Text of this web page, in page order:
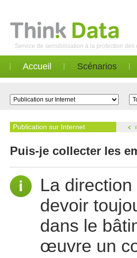
Service de sensibilisation à la protection
Accueil Scénarios
Publication sur Internet
Puis-je collecter les
La
devoir
dans le
œuvre un